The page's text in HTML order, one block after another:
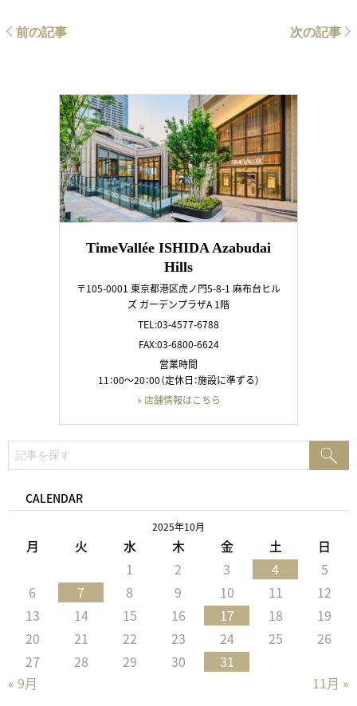
前の記事 次の記事
TimeVallée ISHIDA Azabudai
Hills
〒105-0001 東京都港区虎ノ門5-8-1 麻布台ヒル
ズ ガーデンプラザA 1階
TEL:03-4577-6788
FAX:03-6800-6624
営業時間
11：00～20：00（定休日：施設に準ずる）
» 店舗情報はこちら
索:
CALENDAR
2025年10月
月 火 水 木 金 土 日
« 9月 11月 »
1 2 3 4
5
6
7 8 9 10 11
12
13
14 15 16 17 18
19
20
21 22 23 24 25
26
27
28 29 30 31